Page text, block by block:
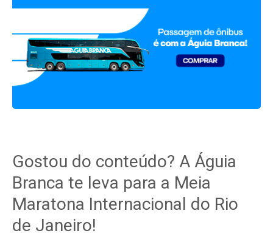
Gostou do conteúdo? A Águia
Branca te leva para a Meia
Maratona Internacional do Rio
de Janeiro!